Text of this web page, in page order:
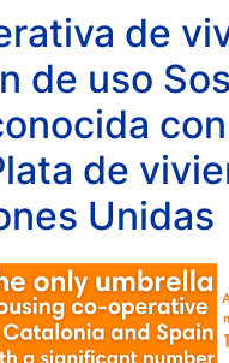
de
de uso
de
Unidas